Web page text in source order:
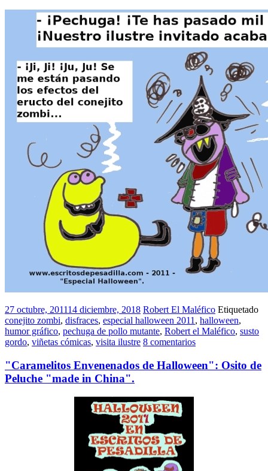
27 octubre, 201114 diciembre, 2018 Robert El Maléfico Etiquetado
conejito zombi, disfraces, especial halloween 2011 , halloween,
humor gráfico, pechuga de pollo mutante, Robert el Maléfico, susto
gordo, viñetas cómicas, visita ilustre 8 comentarios
"Caramelitos Envenenados de Halloween": Osito de
Peluche "made in China".